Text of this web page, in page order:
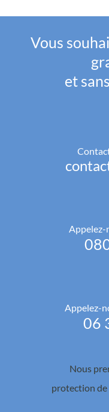
Vous
et
Appelez-
Appelez-
06
Nous
protection de